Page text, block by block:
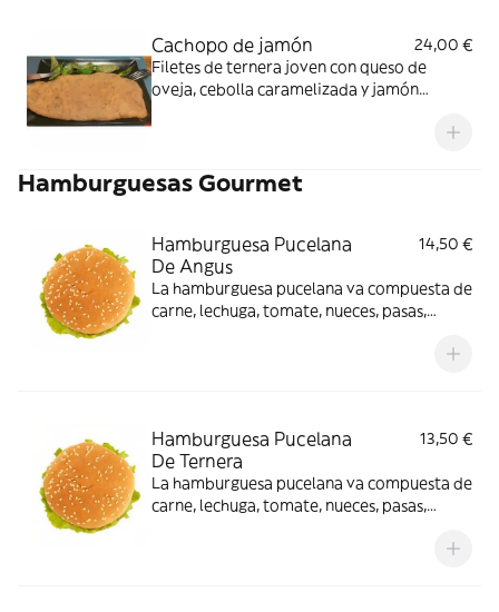
Cachopo de jamón
24,00 €
Filetes de ternera joven con queso de
oveja, cebolla caramelizada y jamón
Hamburguesas Gourmet
Hamburguesa Pucelana
De Angus
14,50 €
La hamburguesa pucelana va compuesta de
carne, lechuga, tomate, nueces, pasas,
Hamburguesa Pucelana
De Ternera
13,50 €
La hamburguesa pucelana va compuesta de
carne, lechuga, tomate, nueces, pasas,